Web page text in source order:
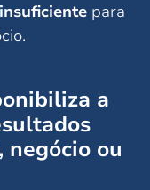
para
a
ou